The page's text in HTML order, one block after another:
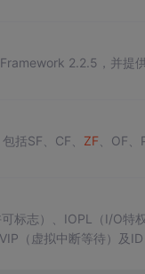
2.2.5，并提
括SF、CF、 ZF、OF、
标志）、IOPL（I/O特
（虚拟中断等待）及